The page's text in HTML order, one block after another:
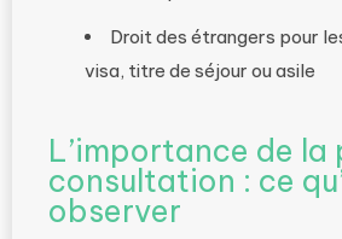
Droit des étrangers pour
visa, titre de séjour ou asile
L’importance de la
consultation : ce
observer